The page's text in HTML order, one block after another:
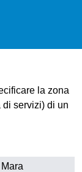
la zona
servizi) di un
Mara